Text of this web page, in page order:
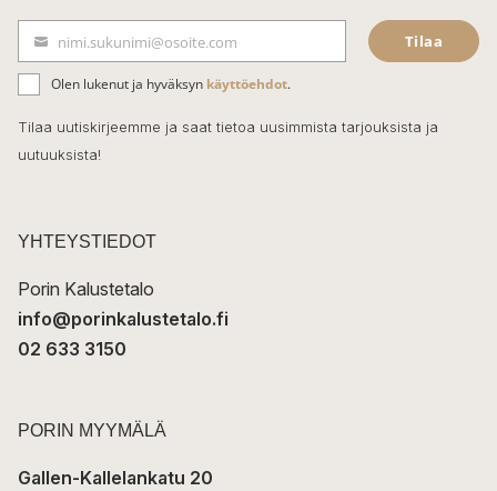
e
b
o
o
k
ä
h
k
t
nimi.sukunimi@osoite.com Tilaa
Olen lukenut ja hyväksyn käyttöehdot.
Tilaa uutiskirjeemme ja saat tietoa uusimmista tarjouksista ja
uutuuksista!
YHTEYSTIEDOT
Porin Kalustetalo
info@porinkalustetalo.fi
02 633 3150
PORIN MYYMÄLÄ
Gallen-Kallelankatu 20